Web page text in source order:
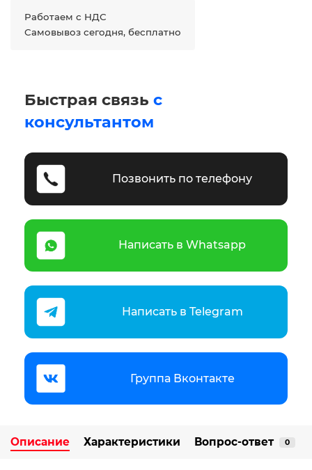
Работаем с НДС
Самовывоз сегодня, бесплатно
Быстрая связь с
консультантом
Позвонить по телефону
Написать в Whatsapp
Написать в Telegram
Группа Вконтакте
Описание Характеристики Вопрос-ответ 0